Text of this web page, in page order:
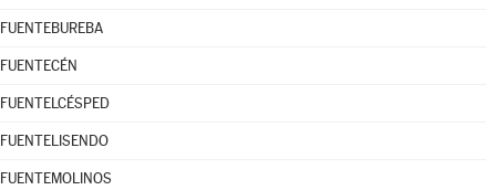
FUENTEBUREBA
FUENTECÉN
FUENTELCÉSPED
FUENTELISENDO
FUENTEMOLINOS